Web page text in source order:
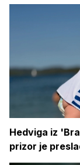
Hedviga iz
prizor je